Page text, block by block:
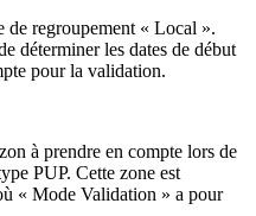
de regroupement « Local ».
déterminer les dates de début
pour la validation.
à prendre en compte lors de
PUP. Cette zone est
« Mode Validation » a pour